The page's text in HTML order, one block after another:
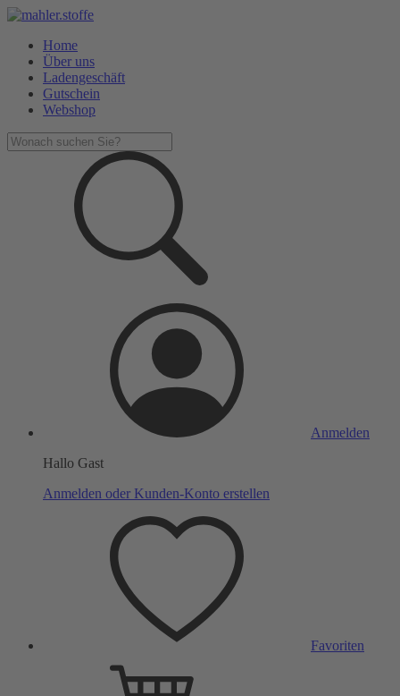
Home
Über uns
Ladengeschäft
Gutschein
Webshop
Anmelden
Hallo Gast
Anmelden oder Kunden-Konto erstellen
Favoriten